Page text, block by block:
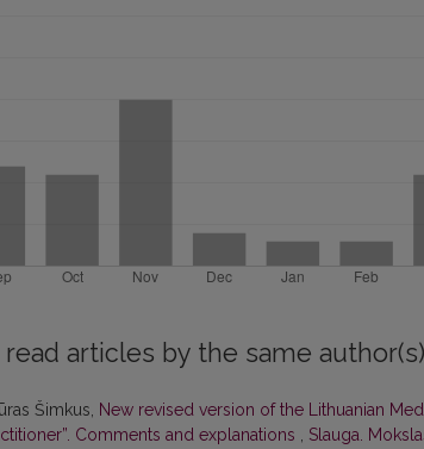
read articles by the same author(s)
Šimkus, New revised version of the Lithuanian
Comments and explanations , Slauga.